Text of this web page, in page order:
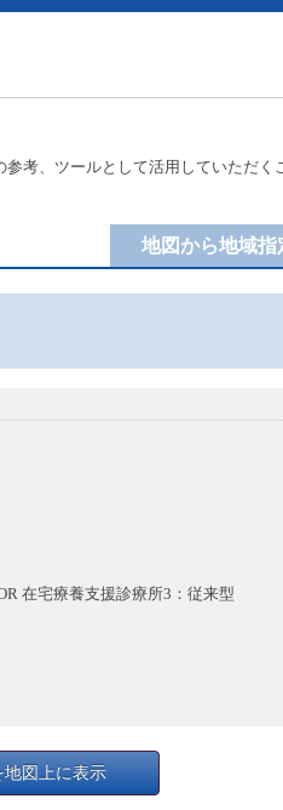
考、ツールとして活用していただく
地図から地域指
在宅療養支援診療所3：従来型
地図上に表示